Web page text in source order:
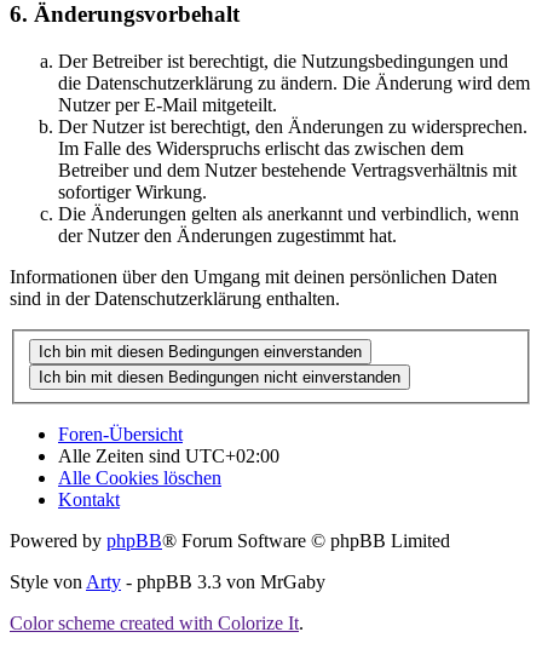
6. Änderungsvorbehalt
Der Betreiber ist berechtigt, die Nutzungsbedingungen und
die Datenschutzerklärung zu ändern. Die Änderung wird dem
Nutzer per E-Mail mitgeteilt.
Der Nutzer ist berechtigt, den Änderungen zu widersprechen.
Im Falle des Widerspruchs erlischt das zwischen dem
Betreiber und dem Nutzer bestehende Vertragsverhältnis mit
sofortiger Wirkung.
Die Änderungen gelten als anerkannt und verbindlich, wenn
der Nutzer den Änderungen zugestimmt hat.
Informationen über den Umgang mit deinen persönlichen Daten
sind in der Datenschutzerklärung enthalten.
Foren-Übersicht
Alle Zeiten sind UTC+02:00
Alle Cookies löschen
Kontakt
Powered by phpBB® Forum Software © phpBB Limited
Style von Arty - phpBB 3.3 von MrGaby
Color scheme created with Colorize It.